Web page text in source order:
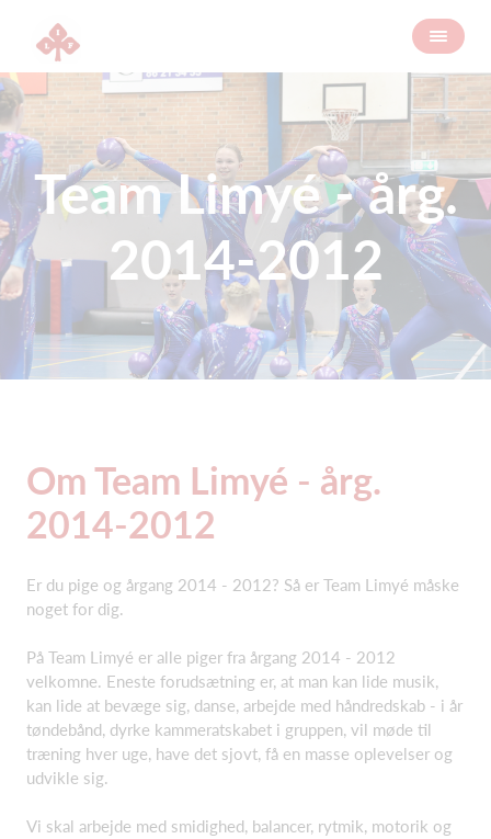
Team Limyé - årg.
2014-2012
Om Team Limyé - årg.
2014-2012
Er du pige og årgang 2014 - 2012? Så er Team Limyé måske
noget for dig.
På Team Limyé er alle piger fra årgang 2014 - 2012
velkomne. Eneste forudsætning er, at man kan lide musik,
kan lide at bevæge sig, danse, arbejde med håndredskab - i år
tøndebånd, dyrke kammeratskabet i gruppen, vil møde til
træning hver uge, have det sjovt, få en masse oplevelser og
udvikle sig.
Vi skal arbejde med smidighed, balancer, rytmik, motorik og